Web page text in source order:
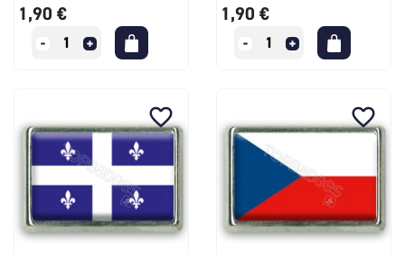
1,90 € 1,90 €
favorite_border favorite_border